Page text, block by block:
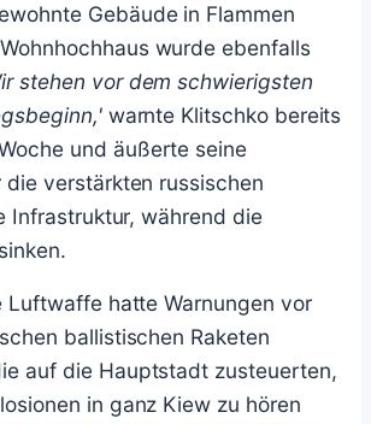
Gebäude in Flammen
wurde ebenfalls
stehen vor dem schwierigsten
warnte Klitschko bereits
und äußerte seine
die verstärkten russischen
Infrastruktur, während die
Luftwaffe hatte Warnungen vor
ballistischen Raketen
auf die Hauptstadt zusteuerten,
in ganz Kiew zu hören